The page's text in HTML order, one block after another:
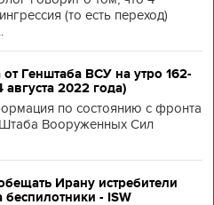
(то есть переход)
Генштаба ВСУ на утро 162-
2022 года)
по состоянию с фронта
Вооруженных Сил
Ирану истребители
- ISW